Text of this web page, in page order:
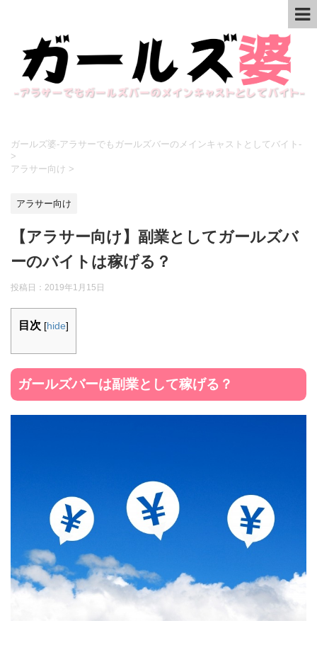
ガールズ婆-アラサーでもガールズバーのメインキャストとしてバイト-
>
アラサー向け >
アラサー向け
【アラサー向け】副業としてガールズバ
ーのバイトは稼げる？
投稿日：2019年1月15日
目次 [hide]
ガールズバーは副業として稼げる？